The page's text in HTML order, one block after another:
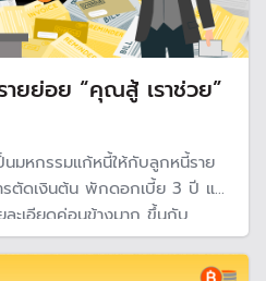
ย่อย “คุณสู้ เราช่วย”
มหกรรมแก้หนี้ให้กับลูกหนี้ราย
ะเอียดค่อนข้างมาก ขึ้นกับ
อสงสัยอีกมากเกี่ยวกับเงื่อนไข
โยชน์จริงหรือ?